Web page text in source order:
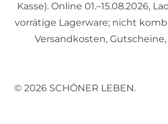
Kasse). Online 01.–15.08.2026,
vorrätige Lagerware; nicht
Versandkosten,
© 2026 SCHÖNER LEBEN.